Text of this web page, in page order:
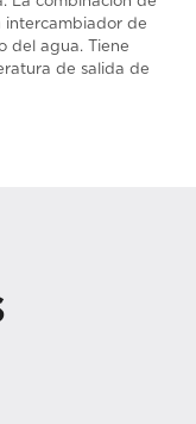
intercambiador de
del agua. Tiene
de salida de